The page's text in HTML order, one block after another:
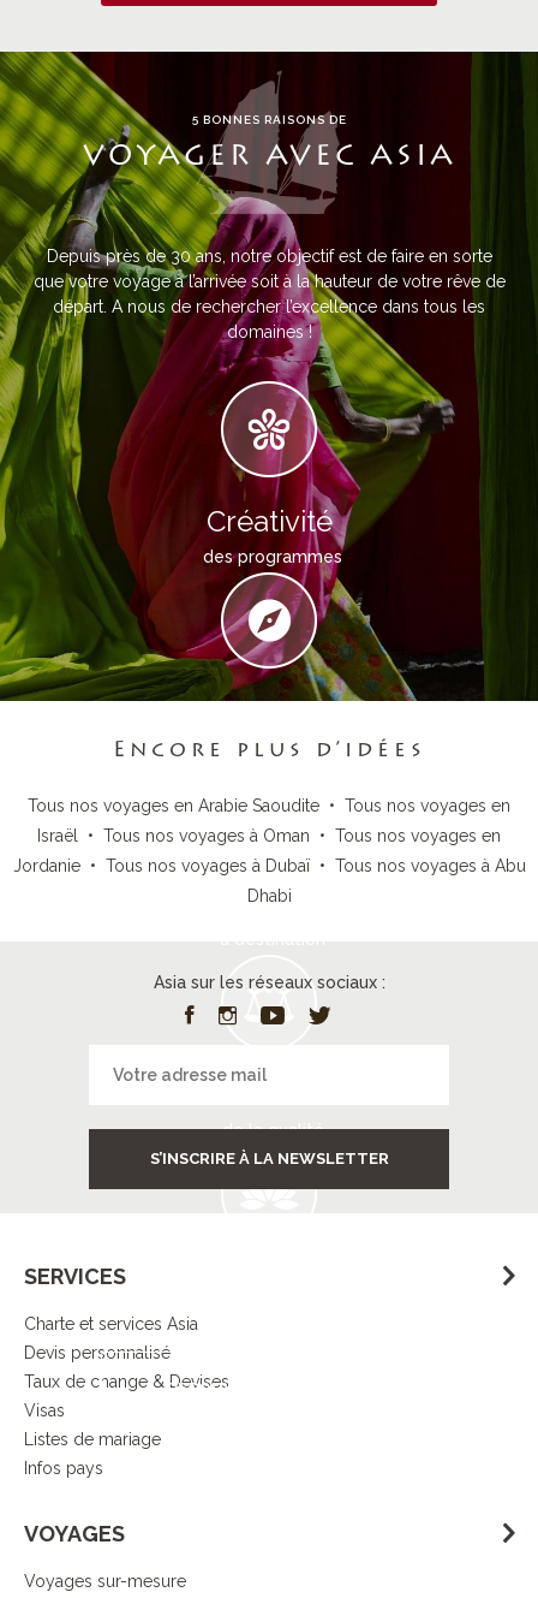
5 BONNES RAISONS DE
VOYAGER AVEC ASIA
Depuis près de 30 ans, notre objectif est de faire en sorte
que votre voyage à l’arrivée soit à la hauteur de votre rêve de
départ. A nous de rechercher l’excellence dans tous les
domaines !
Créativité
des programmes
Connaissance
du terrain
Services
de la qualité
DECOUVRIR L’ESPRIT ASIA
Encore plus d’idées
Tous nos voyages en Arabie Saoudite • Tous nos voyages en
Israël
• Tous nos voyages à Oman • Tous nos voyages en
Jordanie• Tous nos voyages à Dubaï• Tous nos voyages à Abu
Dhabi
Asia sur les réseaux sociaux :
S’INSCRIRE À LA NEWSLETTER
SERVICES
Charte et services Asia
Devis personnalisé
Taux de change & Devises
Visas
Listes de mariage
Infos pays
VOYAGES
Voyages sur-mesure